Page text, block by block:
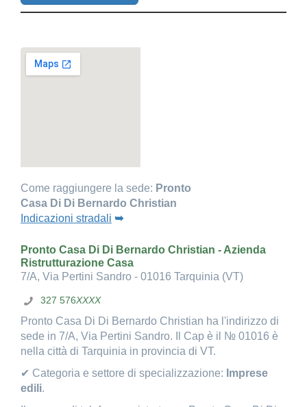
Come raggiungere la sede: Pronto
Casa Di Di Bernardo Christian
Indicazioni stradali ➥
Pronto Casa Di Di Bernardo Christian - Azienda
Ristrutturazione Casa
7/A, Via Pertini Sandro - 01016 Tarquinia (VT)
327 576XXXX
Pronto Casa Di Di Bernardo Christian ha l'indirizzo di
sede in 7/A, Via Pertini Sandro. Il Cap è il № 01016 è
nella città di Tarquinia in provincia di VT.
✔ Categoria e settore di specializzazione: Imprese
edili.